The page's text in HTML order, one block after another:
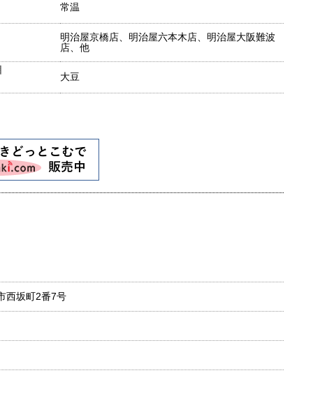
常温
明治屋京橋店、明治屋六本木店、明治屋大阪難波
店、他
大豆
西坂町2番7号